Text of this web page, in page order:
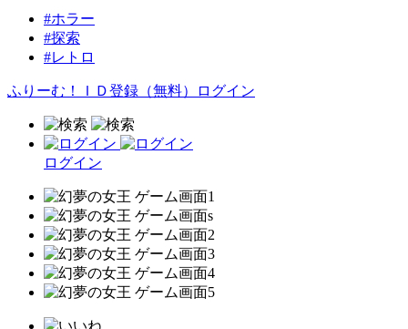
#ホラー
#探索
#レトロ
ふりーむ！ＩＤ登録（無料） ログイン
ログイン